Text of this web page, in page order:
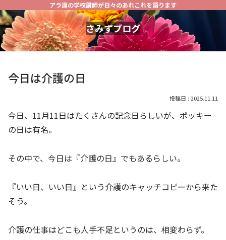
アラ還の学校講師が日々のあれこれを語ります
さみずブログ
今日は介護の日
2025.11.11
今日、11月11日はたくさんの記念日らしいが、ポッキー
の日は有名。
その中で、今日は『介護の日』でもあるらしい。
『いい日、いい日』という介護のキャッチコピーから来た
そう。
介護の仕事はどこも人手不足というのは、相変わらず。